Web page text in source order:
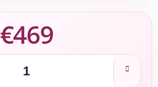
€469
Jednotková cena: